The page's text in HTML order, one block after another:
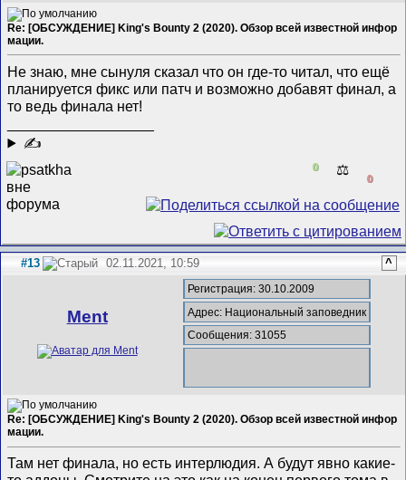
Re: [ОБСУЖДЕНИЕ] King's Bounty 2 (2020). Обзор всей известной инфор
мации.
Не знаю, мне сынуля сказал что он где-то читал, что ещё
планируется фикс или патч и возможно добавят финал, а
то ведь финала нет!
✍
0 ⚖️
0
#13 02.11.2021, 10:59 ^
Ment
Регистрация: 30.10.2009
Адрес: Национальный заповедник
Сообщения: 31055
Re: [ОБСУЖДЕНИЕ] King's Bounty 2 (2020). Обзор всей известной инфор
мации.
Там нет финала, но есть интерлюдия. А будут явно какие-